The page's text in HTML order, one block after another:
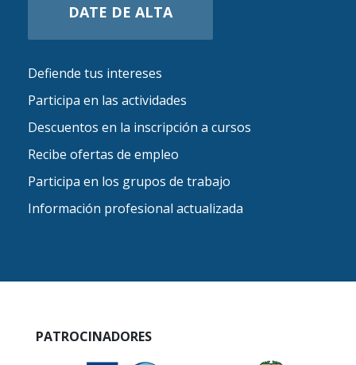
DATE DE ALTA
Defiende tus intereses
Participa en las actividades
Descuentos en la inscripción a cursos
Recibe ofertas de empleo
Participa en los grupos de trabajo
Información profesional actualizada
PATROCINADORES